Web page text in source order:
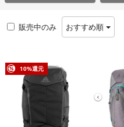
販売中のみ おすすめ順
10%還元